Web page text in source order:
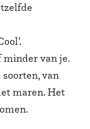
minder van je.
van
maren. Het